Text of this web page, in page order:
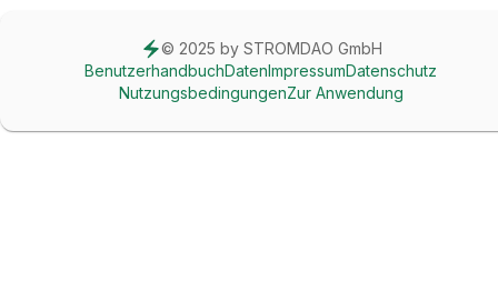
© 2025 by STROMDAO GmbH
BenutzerhandbuchDatenImpressumDatenschutz
NutzungsbedingungenZur Anwendung